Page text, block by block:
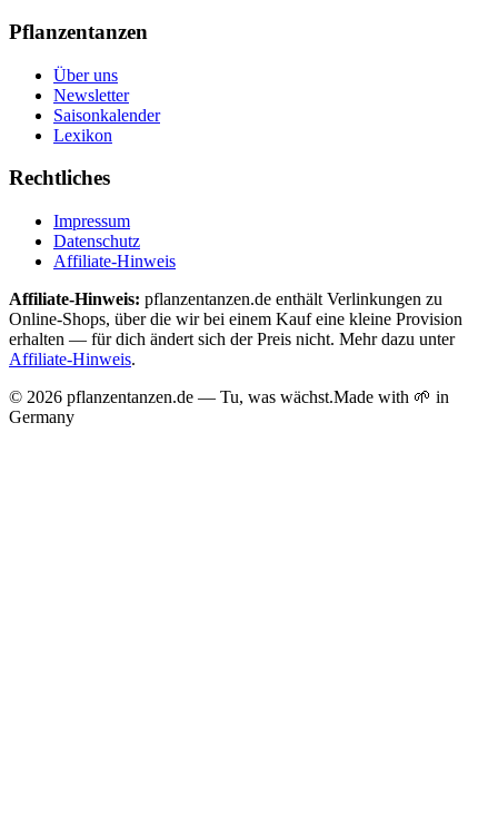
Pflanzentanzen
Über uns
Newsletter
Saisonkalender
Lexikon
Rechtliches
Impressum
Datenschutz
Affiliate-Hinweis
Affiliate-Hinweis: pflanzentanzen.de enthält Verlinkungen zu
Online-Shops, über die wir bei einem Kauf eine kleine Provision
erhalten — für dich ändert sich der Preis nicht. Mehr dazu unter
Affiliate-Hinweis.
© 2026 pflanzentanzen.de — Tu, was wächst.Made with 🌱 in
Germany